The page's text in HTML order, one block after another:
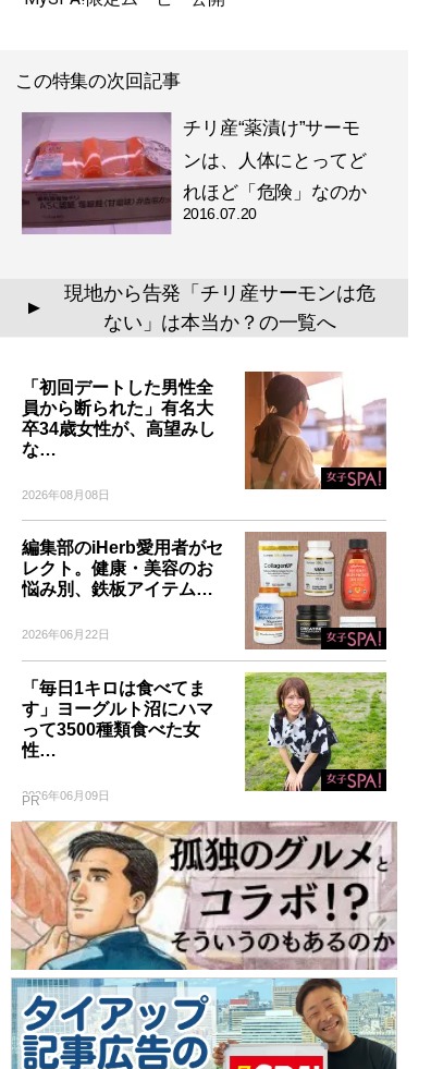
この特集の次回記事
チリ産“薬漬け”サーモ
ンは、人体にとってど
れほど「危険」なのか
2016.07.20
▲
現地から告発「チリ産サーモンは危
ない」は本当か？の一覧へ
「初回デートした男性全
員から断られた」有名大
卒34歳女性が、高望みし
な…
2026年08月08日
編集部のiHerb愛用者がセ
レクト。健康・美容のお
悩み別、鉄板アイテム…
2026年06月22日
「毎日1キロは食べてま
す」ヨーグルト沼にハマ
って3500種類食べた女
性…
2026年06月09日
PR